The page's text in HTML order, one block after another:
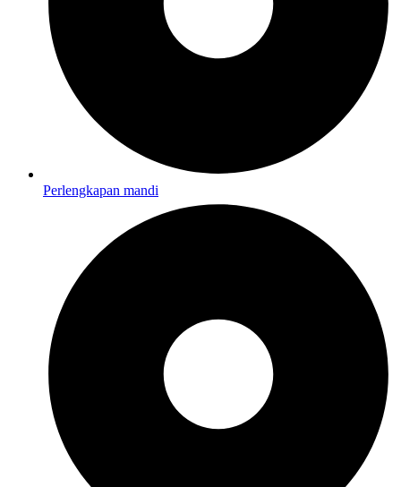
Perlengkapan mandi